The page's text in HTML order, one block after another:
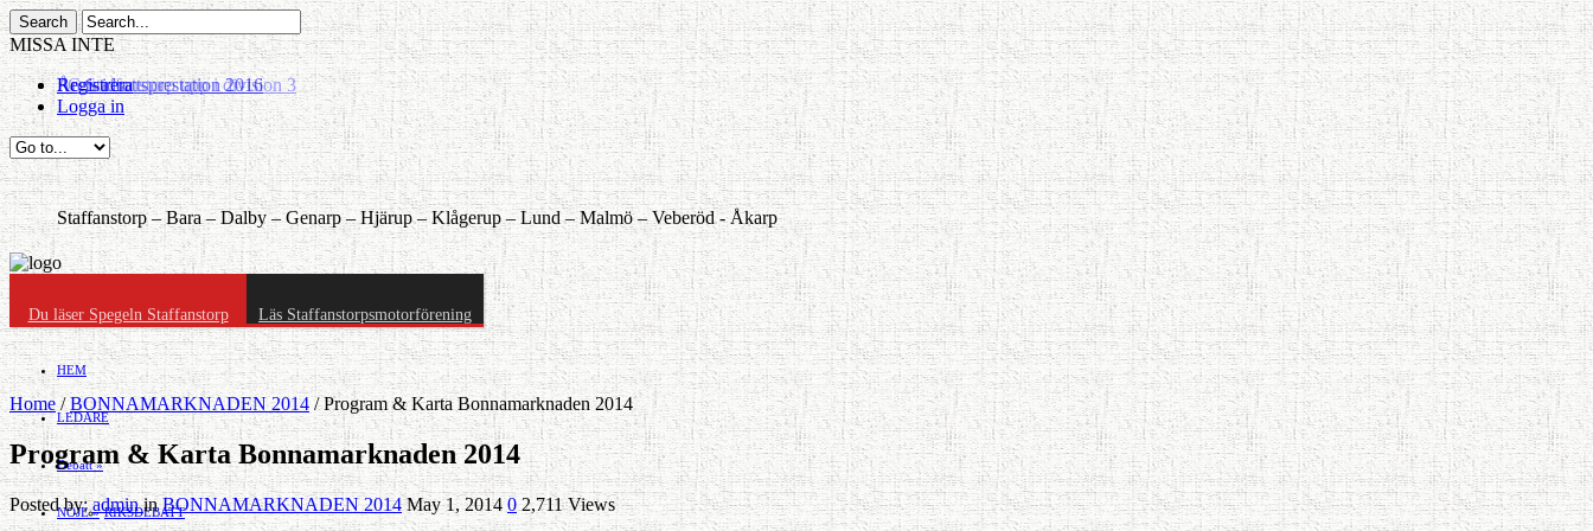
MISSA INTE
Årets idrottsprestation 2016
Registrera
Logga in
Staffanstorp –Bara –Dalby –Genarp –Hjärup –Klågerup –Lund –Malmö –Veberöd -Åkarp
Du läser Spegeln Staffanstorp Läs Staffanstorpsmotorförening
HEM
LEDARE
Debatt »
RIKSDEBATT
NÖJE »
Home /BONNAMARKNADEN 2014/Program & Karta Bonnamarknaden 2014
Program & Karta Bonnamarknaden 2014
Posted by:admininBONNAMARKNADEN 2014 May 1, 2014 0 2,711 Views